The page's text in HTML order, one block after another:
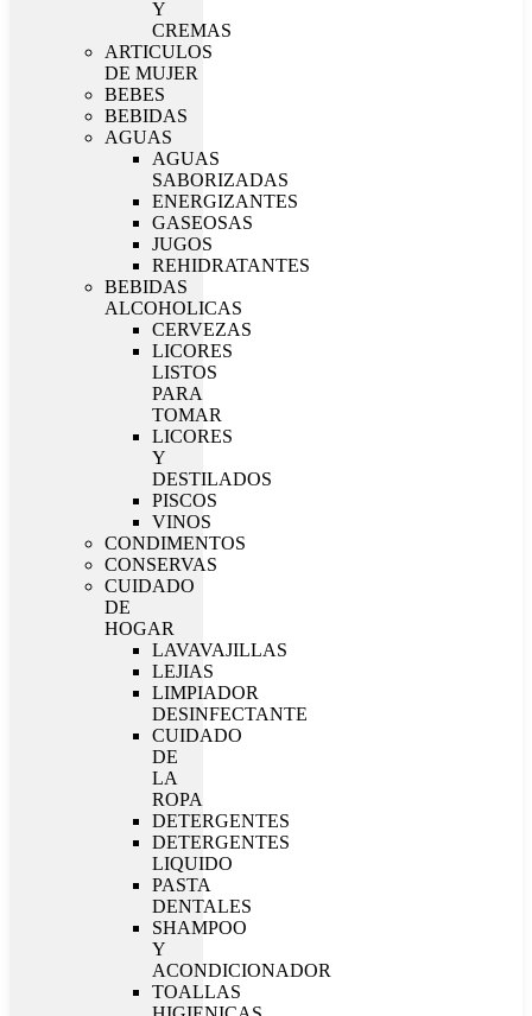
Y
CREMAS
ARTICULOS
DE MUJER
BEBES
BEBIDAS
AGUAS
AGUAS
SABORIZADAS
ENERGIZANTES
GASEOSAS
JUGOS
REHIDRATANTES
BEBIDAS
ALCOHOLICAS
CERVEZAS
LICORES
LISTOS
PARA
TOMAR
LICORES
Y
DESTILADOS
PISCOS
VINOS
CONDIMENTOS
CONSERVAS
CUIDADO
DE
HOGAR
LAVAVAJILLAS
LEJIAS
LIMPIADOR
DESINFECTANTE
CUIDADO
DE
LA
ROPA
DETERGENTES
DETERGENTES
LIQUIDO
PASTA
DENTALES
SHAMPOO
Y
ACONDICIONADOR
TOALLAS